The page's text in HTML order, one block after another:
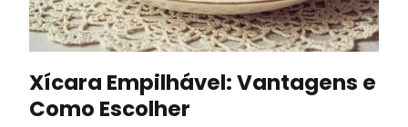
Xícara Empilhável: Vantagens e
Como Escolher